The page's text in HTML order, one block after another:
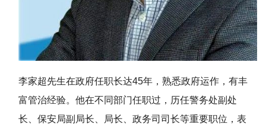
李家超先生在政府任职长达45年，熟悉政府运作，有丰
富管治经验。他在不同部门任职过，历任警务处副处
长、保安局副局长、局长、政务司司长等重要职位，表